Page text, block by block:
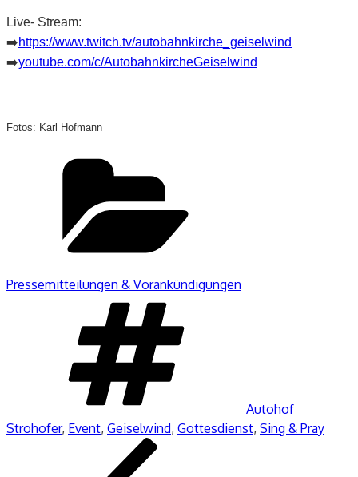
Live- Stream:
➡️https://www.twitch.tv/autobahnkirche_geiselwind
➡️youtube.com/c/AutobahnkircheGeiselwind
Fotos: Karl Hofmann
Pressemitteilungen & Vorankündigungen
Autohof
Strohofer, Event, Geiselwind, Gottesdienst, Sing & Pray
Beitragsnavigation